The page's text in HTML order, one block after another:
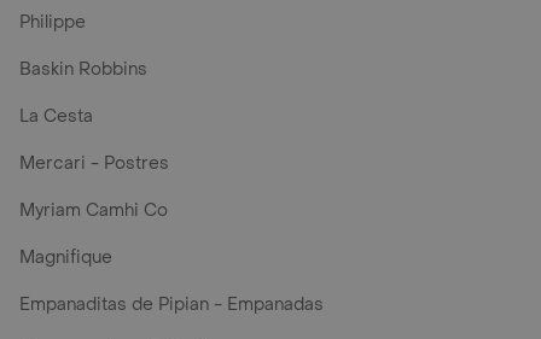
Philippe
Baskin Robbins
La Cesta
Mercari - Postres
Myriam Camhi Co
Magnifique
Empanaditas de Pipian - Empanadas